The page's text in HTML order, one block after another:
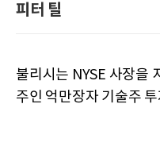
피터 틸
불리시는 NYSE 사장을
주인 억만장자 기술주